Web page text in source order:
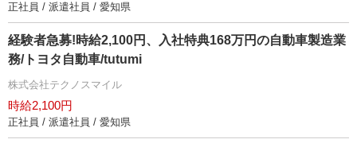
正社員 / 派遣社員 / 愛知県
経験者急募!時給2,100円、入社特典168万円の自動車製造業
務/トヨタ自動車/tutumi
株式会社テクノスマイル
時給2,100円
正社員 / 派遣社員 / 愛知県